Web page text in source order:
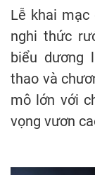
Lễ khai
nghi thức
biểu dương
thao và
mô lớn với
vọng vươn